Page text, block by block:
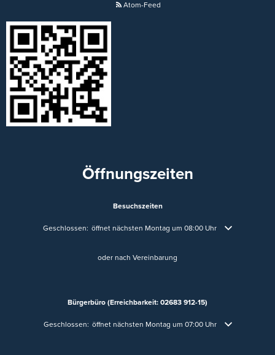
Atom-Feed
Öffnungszeiten
Besuchszeiten
Klicken, um weitere Öffnungs- oder Schließzeiten auszublenden
Geschlossen: öffnet nächsten Montag um 08:00 Uhr
oder nach Vereinbarung
Bürgerbüro (Erreichbarkeit: 02683 912-15)
Klicken, um weitere Öffnungs- oder Schließzeiten auszublenden
Geschlossen: öffnet nächsten Montag um 07:00 Uhr